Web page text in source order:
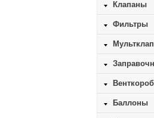
Клапаны
Фильтры
Баллоны